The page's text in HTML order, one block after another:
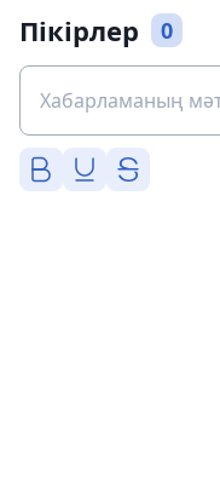
Пікірлер 0